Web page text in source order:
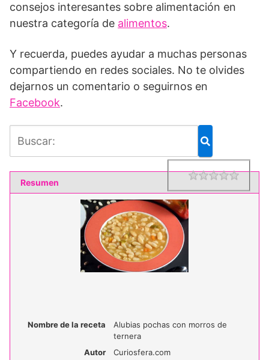
consejos interesantes sobre alimentación en
nuestra categoría de alimentos.
Y recuerda, puedes ayudar a muchas personas
compartiendo en redes sociales. No te olvides
dejarnos un comentario o seguirnos en
Facebook.
Resumen Rating
Nombre de la receta
Alubias pochas con morros de
ternera
Autor
Curiosfera.com